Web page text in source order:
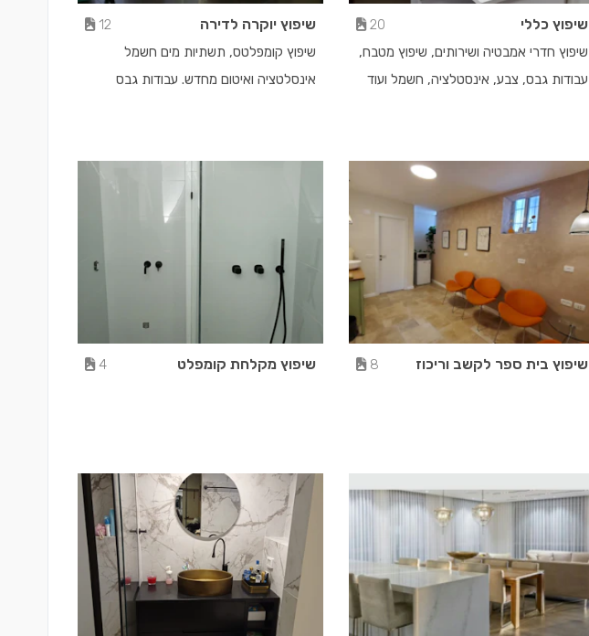
שיפוץ כללי
20
שיפוץ חדרי אמבטיה ושירותים, שיפוץ מטבח,
עבודות גבס, צבע, אינסטלציה, חשמל ועוד
שיפוץ יוקרה לדירה
12
שיפוץ קומפלטס, תשתיות מים חשמל
אינסלטציה ואיטום מחדש. עבודות גבס
שיפוץ בית ספר לקשב וריכוז 8 שיפוץ מקלחת קומפלט 4